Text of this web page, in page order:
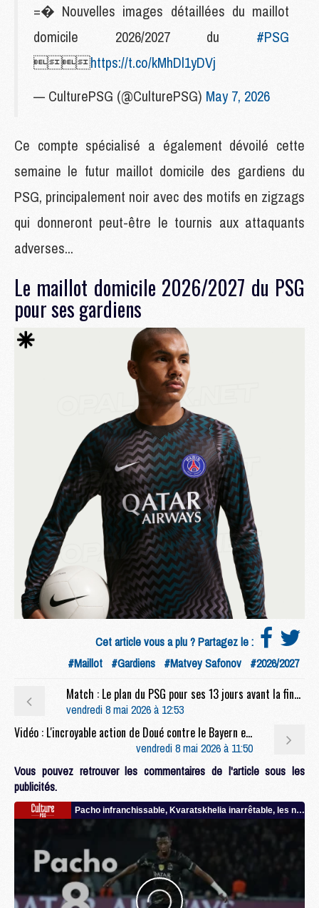
=� Nouvelles images détaillées du maillot
domicile 2026/2027 du #PSG
https://t.co/kMhDl1yDVj
— CulturePSG (@CulturePSG) May 7, 2026
Ce compte spécialisé a également dévoilé cette
semaine le futur maillot domicile des gardiens du
PSG, principalement noir avec des motifs en zigzags
qui donneront peut-être le tournis aux attaquants
adverses...
Le maillot domicile 2026/2027 du PSG
pour ses gardiens
Cet article vous a plu ? Partagez le :
#Maillot #Gardiens #Matvey Safonov #2026/2027
Match : Le plan du PSG pour ses 13 jours avant la finale contre Arsenal
vendredi 8 mai 2026 à 12:53
Vidéo : L'incroyable action de Doué contre le Bayern en gros plan
vendredi 8 mai 2026 à 11:50
Vous pouvez retrouver les commentaires de l'article sous les
publicités.